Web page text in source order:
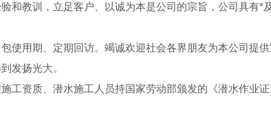
和教训，立足客户、以诚为本是公司的宗旨，公司具有*
使用期、定期回访。竭诚欢迎社会各界朋友为本公司提
发扬光大。
工资质、潜水施工人员持国家劳动部颁发的《潜水作业